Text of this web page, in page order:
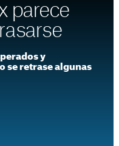
parece
y
se retrase algunas